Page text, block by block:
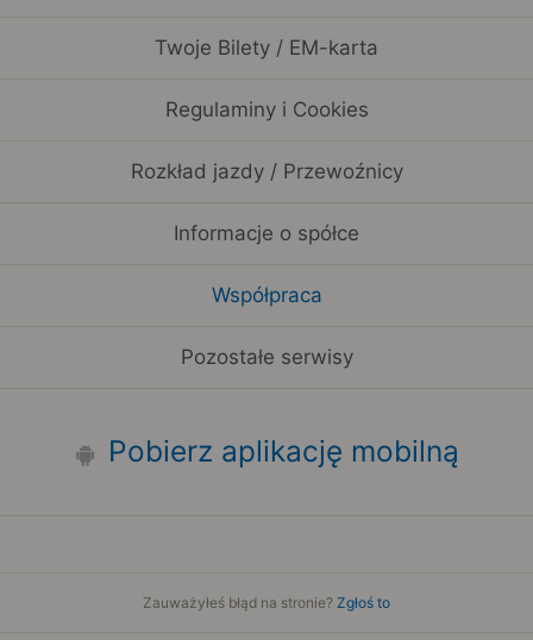
Twoje Bilety / EM-karta
Regulaminy i Cookies
Rozkład jazdy / Przewoźnicy
Informacje o spółce
Współpraca
Pozostałe serwisy
Pobierz aplikację mobilną
Zauważyłeś błąd na stronie? Zgłoś to